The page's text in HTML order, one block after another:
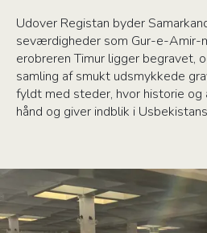
Udover Registan byder
seværdigheder som Gur-e-Amir-
erobreren Timur ligger begravet,
samling af smukt udsmykkede
fyldt med steder, hvor historie og
hånd og giver indblik i